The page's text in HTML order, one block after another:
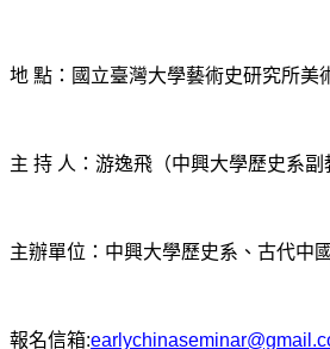
地 點：國立臺灣大學藝術史研究所美
主 持 人：游逸飛（中興大學歷史系副
主辦單位：中興大學歷史系、古代中
報名信箱: